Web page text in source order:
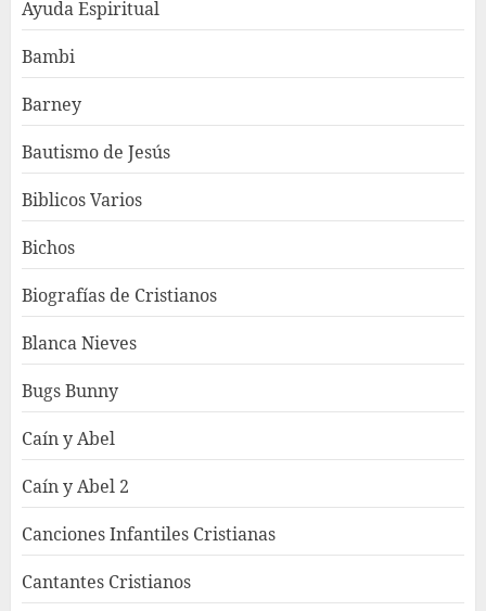
Ayuda Espiritual
Bambi
Barney
Bautismo de Jesús
Biblicos Varios
Bichos
Biografías de Cristianos
Blanca Nieves
Bugs Bunny
Caín y Abel
Caín y Abel 2
Canciones Infantiles Cristianas
Cantantes Cristianos